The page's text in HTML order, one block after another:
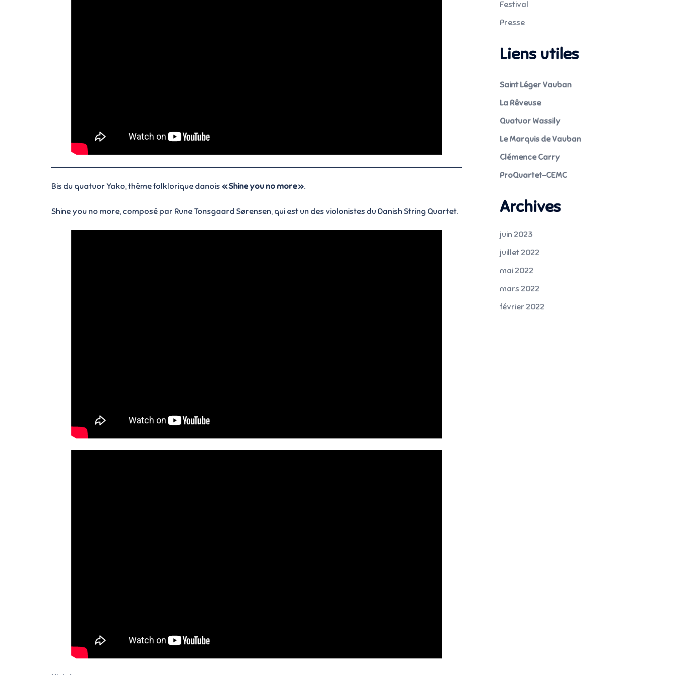
Bis du quatuor Yako, thème folklorique danois « Shine you no more ».
Shine you no more, composé par Rune Tonsgaard Sørensen, qui est un des violonistes du Danish String Quartet.
Festival
Presse
Liens utiles
Saint Léger Vauban
La Rêveuse
Quatuor Wassily
Le Marquis de Vauban
Clémence Carry
ProQuartet-CEMC
Archives
juin 2023
juillet 2022
mai 2022
mars 2022
février 2022